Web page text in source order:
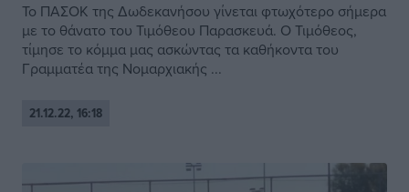
Το ΠΑΣΟΚ της Δωδεκανήσου γίνεται φτωχότερο σήμερα
με το θάνατο του Τιμόθεου Παρασκευά. Ο Τιμόθεος,
τίμησε το κόμμα μας ασκώντας τα καθήκοντα του
Γραμματέα της Νομαρχιακής ...
21.12.22, 16:18